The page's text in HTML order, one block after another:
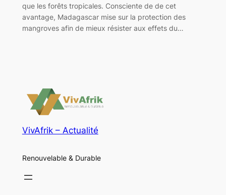
que les forêts tropicales. Consciente de de cet
avantage, Madagascar mise sur la protection des
mangroves afin de mieux résister aux effets du…
VivAfrik – Actualité
Renouvelable & Durable